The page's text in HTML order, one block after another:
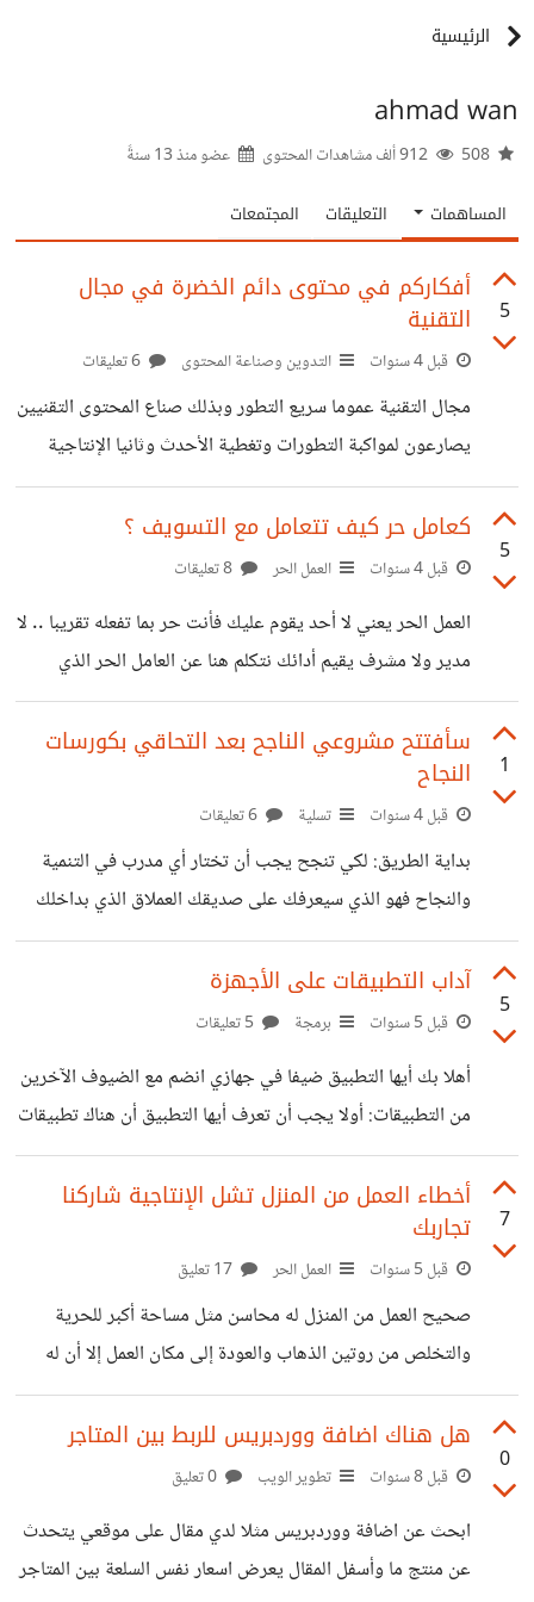
الرئيسية
ahmad wan
عضو منذ13 سنةً
المساهمات التعليقات المجتمعات
5
أفكاركم في محتوى دائم الخضرة في مجال
التقنية
قبل 4 سنوات التدوين وصناعة المحتوى
مجال التقنية عموما سريع التطور وبذلك صناع المحتوى التقنيين
يصارعون لمواكبة التطورات وتغطية الأحدث وثانيا الإنتاجية
العالية للملمة الجمهور أكبر قدر لأنهم يعرفون أن محتواهم
سيموت بعد فترة قصيرة من سنة الى سنتين بالكثير , لذلك
أتساءل إن كان هناك محتوى تقني طويل الأمد وفي نفس الوقت
5
كعامل حر كيف تتعامل مع التسويف ؟
قبل 4 سنوات العمل الحر
العمل الحر يعني لا أحد يقوم عليك فأنت حر بما تفعله تقريبا .. لا
مدير ولا مشرف يقيم أدائك نتكلم هنا عن العامل الحر الذي
يعتمد على الدخل السلبي الذي لا يتعامل مع العملاء الذين
يدفعون له , على الأقل العميل هو مديرك ولديك مواعيد تسليم ,
لكن العامل الحر الذي يعتمد على الدخل السلبي مثل اليوتيوبر أو
مصمم قوالب الجاهزة , وخاصة عندما يعمل وحيدا وليس مع
فريق, ميزة الفريق هو التحفيز المتبادل وأيضا تقاوم نفسك
الكسولة لأن لديك
1
سأفتتح مشروعي الناجح بعد التحاقي بكورسات
النجاح
قبل 4 سنوات تسلية
بداية الطريق: لكي تنجح يجب أن تختار أي مدرب في التنمية
والنجاح فهو الذي سيعرفك على صديقك العملاق الذي بداخلك
ولا تقلق من اختيار مدربك لا يوجد مدرب فاشل في عالم النجاح
كلما دفعت مالاََ أكثر سيعلمك طرق أكثر قوة وسرية للنجاح . فرق
بين الكورسات, اختر كورسات التي تبيع الأحلام مثل: كيف تصبح
,اصطد من هذه الكورسات التي ستحقق طموحك أما الكورسات
التي تعلم الإدارة والتسويق والبرمجة والتصميم
5
آداب التطبيقات على الأجهزة
قبل 5 سنوات برمجة
أهلا بك أيها التطبيق ضيفا في جهازي انضم مع الضيوف الآخرين
من التطبيقات: أولا يجب أن تعرف أيها التطبيق أن هناك تطبيقات
مشابهة لك ولست فريدا من نوعك, لذلك يجب عليك عدم الإكثار
من الإشعارات والأيقونات الإضافية وعدم تنصيب نفسك بالقوة
فوق الشريط, كن مهذبا وضيفا غير ثقيل وإلا ستتعرض للإزالة
والبحث عن بدائل غيرك. كن واضحا في مهامك ولا تضع ميزات
بعيدة عن تخصصك, مثل تطبيق مراسلة فيه متجر إلكتروني
وألعاب. مراعاة معايير الجودة في التصميم والأداء ومواكبة آخر
7
أخطاء العمل من المنزل تشل الإنتاجية شاركنا
تجاربك
قبل 5 سنوات العمل الحر
صحيح العمل من المنزل له محاسن مثل مساحة أكبر للحرية
والتخلص من روتين الذهاب والعودة إلى مكان العمل إلا أن له
بعض المشاكل مثل التنظيم والإنتاجية بالذات أصحاب مشاريع
الدخل السلبي ليس عليهم مدراء أو التزامات للعملاء, استخلص
من تجاربي الشخصية بعض الأخطاء قد لا تكون مشكلة للبعض
الاستلقاء, كثرة الاستلقاء على الظهر تسبب الخمول وتشريد
الذهن مما يخرجك من جو العمل, والأسوأ أن تستلقي ومعك
0
هل هناك اضافة ووردبريس للربط بين المتاجر
قبل 8 سنوات تطوير الويب
ابحث عن اضافة ووردبريس مثلا لدي مقال على موقعي يتحدث
عن منتج ما وأسفل المقال يعرض اسعار نفس السلعة بين المتاجر